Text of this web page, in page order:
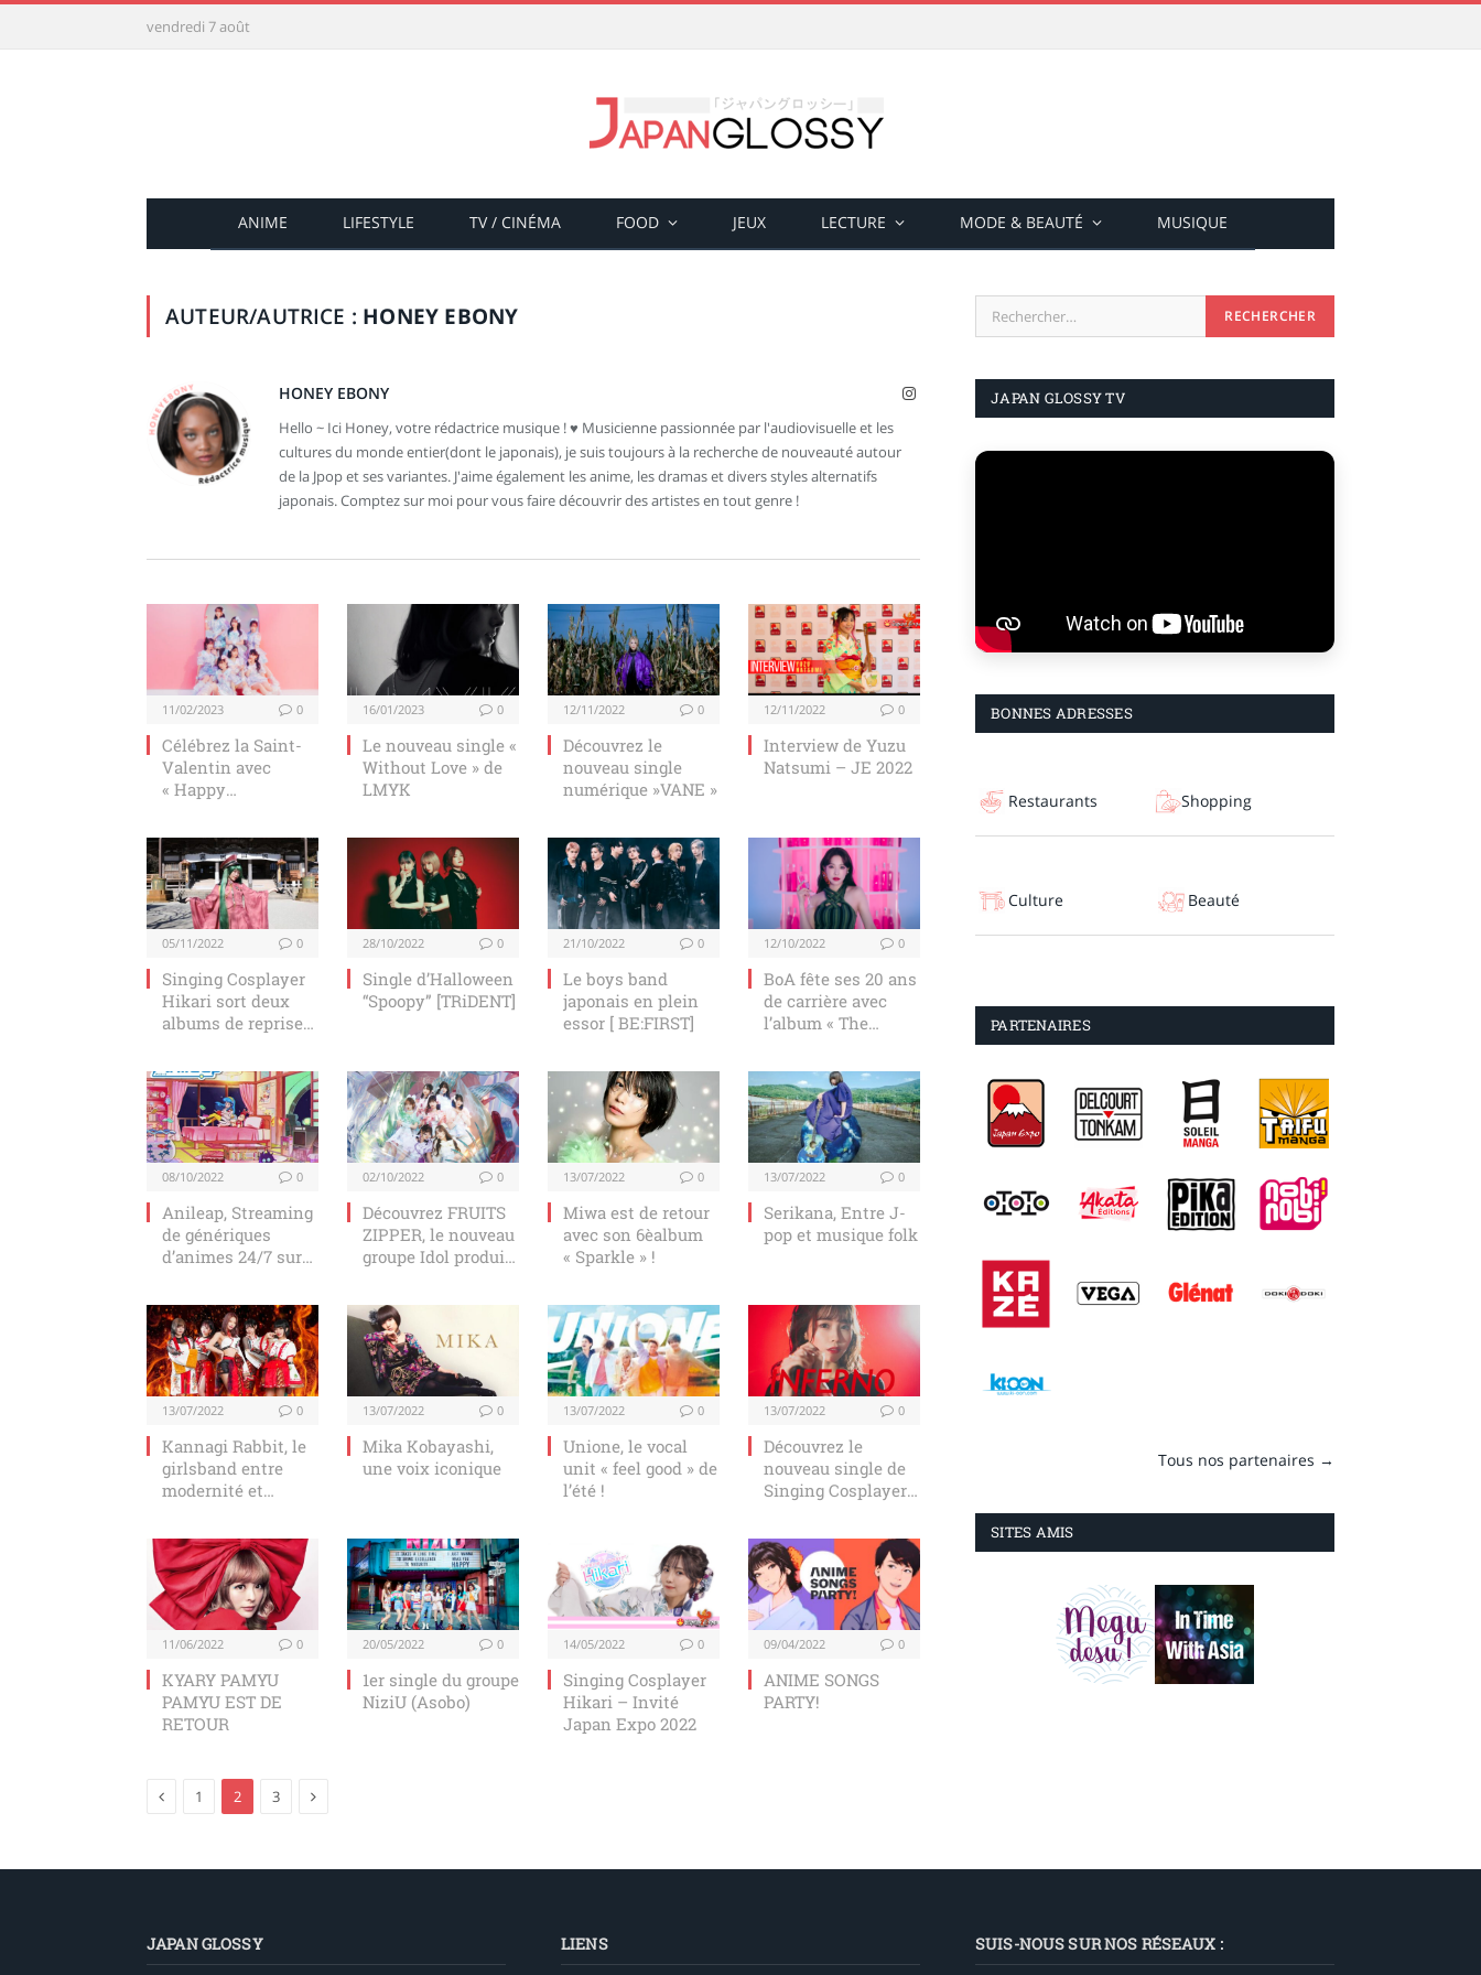
vendredi 7 août
ANIME LIFESTYLE TV / CINÉMA FOOD JEUX LECTURE MODE & BEAUTÉ MUSIQUE
AUTEUR/AUTRICE : HONEY EBONY
HONEY EBONY Instagram
Hello ~ Ici Honey, votre rédactrice musique ! ♥ Musicienne passionnée par l'audiovisuelle et les
cultures du monde entier(dont le japonais), je suis toujours à la recherche de nouveauté autour
de la Jpop et ses variantes. J'aime également les anime, les dramas et divers styles alternatifs
japonais. Comptez sur moi pour vous faire découvrir des artistes en tout genre !
11/02/2023 0
Célébrez la Saint-
Valentin avec
« Happy
FRUITS ZIPPER !
16/01/2023 0
Le nouveau single «
Without Love » de
LMYK
12/11/2022 0
Découvrez le
nouveau single
numérique »VANE »
12/11/2022 0
Interview de Yuzu
Natsumi – JE 2022
05/11/2022 0
Singing Cosplayer
Hikari sort deux
albums de reprises
vocaloid
28/10/2022 0
Single d’Halloween
“Spoopy” [TRiDENT]
21/10/2022 0
Le boys band
japonais en plein
essor [ BE:FIRST]
12/10/2022 0
BoA fête ses 20 ans
de carrière avec
l’album « The
08/10/2022 0
Anileap, Streaming
de génériques
d’animes 24/7 sur
02/10/2022 0
Découvrez FRUITS
ZIPPER, le nouveau
groupe Idol produit
13/07/2022 0
Miwa est de retour
avec son 6èalbum
« Sparkle » !
13/07/2022 0
Serikana, Entre J-
pop et musique folk
13/07/2022 0
Kannagi Rabbit, le
girlsband entre
modernité et
13/07/2022 0
Mika Kobayashi,
une voix iconique
13/07/2022 0
Unione, le vocal
unit « feel good » de
l’été !
13/07/2022 0
Découvrez le
nouveau single de
Singing Cosplayer
11/06/2022 0
KYARY PAMYU
PAMYU EST DE
RETOUR
20/05/2022 0
1er single du groupe
NiziU (Asobo)
14/05/2022 0
Singing Cosplayer
Hikari – Invité
Japan Expo 2022
09/04/2022 0
ANIME SONGS
PARTY!
Previous
1 2 3 Next
JAPAN GLOSSY TV
BONNES ADRESSES
Restaurants Shopping
Culture Beauté
PARTENAIRES
Tous nos partenaires →
SITES AMIS
JAPAN GLOSSY LIENS SUIS-NOUS SUR NOS RÉSEAUX :